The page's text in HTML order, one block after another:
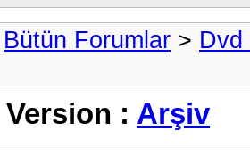
Bütün Forumlar > Dvd
: Arşiv